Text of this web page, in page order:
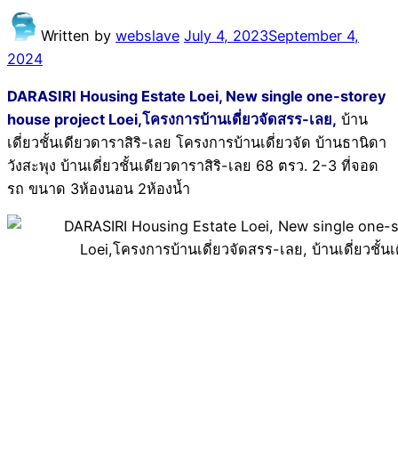
Written by webslave July 4, 2023September 4,
2024
DARASIRI Housing Estate Loei, New single one-storey
house project Loei,โครงการบ้านเดี่ยวจัดสรร-เลย, บ้าน
เดี่ยวชั้นเดียวดาราสิริ-เลย โครงการบ้านเดี่ยวจัด บ้านธานิดา
วังสะพุง บ้านเดี่ยวชั้นเดียวดาราสิริ-เลย 68 ตรว. 2-3 ที่จอด
รถ ขนาด 3ห้องนอน 2ห้องน้ำ